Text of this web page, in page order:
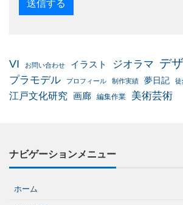
VI お問い合わせ イラスト ジオラマ デ
プラモデル プロフィール 制作実績 夢日記 徒
江戸文化研究 画廊 編集作業 美術芸術
ナビゲーションメニュー
ホーム